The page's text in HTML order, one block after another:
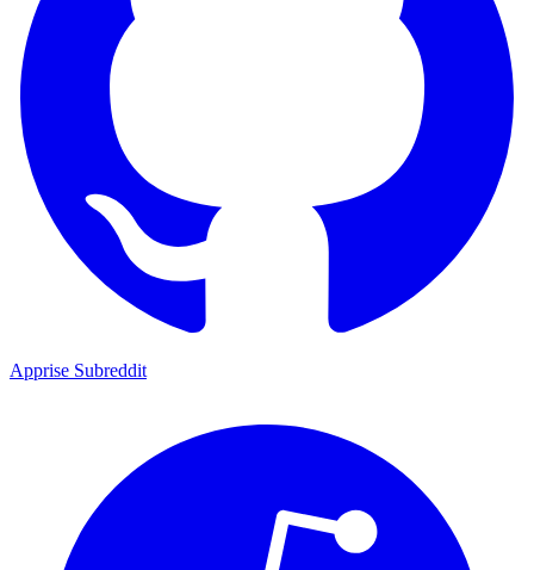
Apprise Subreddit